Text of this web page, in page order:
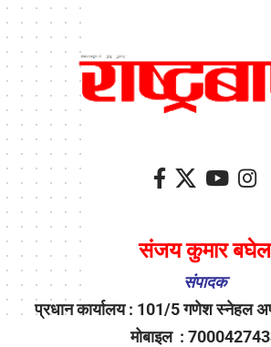
संजय कुमार बघेल
संपादक
प्रधान कार्यालय : 101/5 गणेश स्नेहल
मोबाइल :